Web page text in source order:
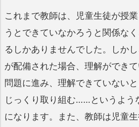
これまで教師は、児童生徒が授
うとできていなかろうと関係な
るしかありませんでした。しか
が配備された場合、理解ができ
問題に進み、理解できていない
じっくり取り組む……というよう
になります。また、教師は児童